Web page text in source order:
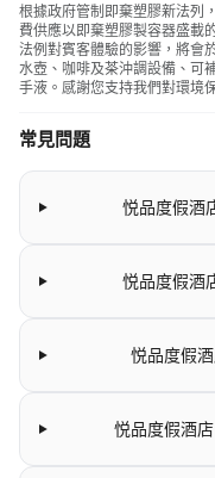
根據政府管制即棄塑膠新法
費供應以即棄塑膠製容器盛載
法例對賓客體驗的影響，將會
水壺、咖啡及茶沖調設備、可
手液。感謝您支持我們對環境
常見問題
悦品度假酒
悦品度假酒
悦品度假
悦品度假酒